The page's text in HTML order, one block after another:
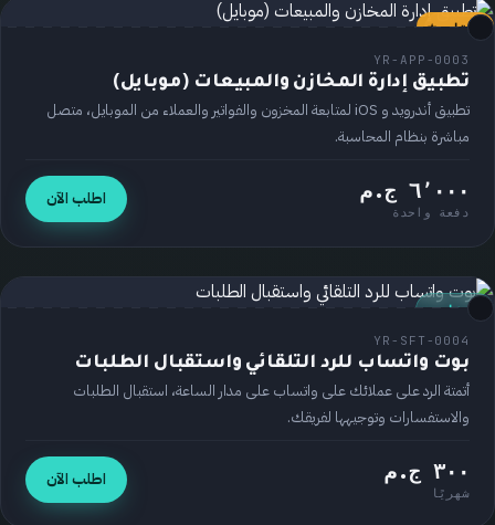
تطبيق
مُختار ⭐
YR-APP-0003
تطبيق إدارة المخازن والمبيعات (موبايل)
تطبيق أندرويد و iOS لمتابعة المخزون والفواتير والعملاء من الموبايل، متصل
مباشرة بنظام المحاسبة.
٦٬٠٠٠ ج.م
دفعة واحدة
اطلب الآن
برنامج
YR-SFT-0004
بوت واتساب للرد التلقائي واستقبال الطلبات
أتمتة الرد على عملائك على واتساب على مدار الساعة، استقبال الطلبات
والاستفسارات وتوجيهها لفريقك.
٣٠٠ ج.م
شهريًا
اطلب الآن